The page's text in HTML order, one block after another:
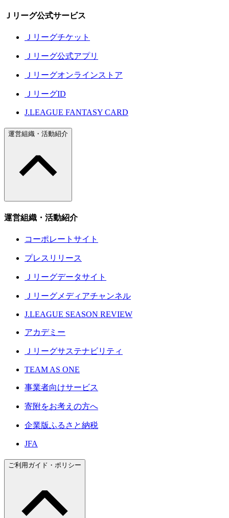
Ｊリーグ公式サービス
Ｊリーグチケット
Ｊリーグ公式アプリ
Ｊリーグオンラインストア
ＪリーグID
J.LEAGUE FANTASY CARD
運営組織・活動紹介
運営組織・活動紹介
コーポレートサイト
プレスリリース
Ｊリーグデータサイト
Ｊリーグメディアチャンネル
J.LEAGUE SEASON REVIEW
アカデミー
Ｊリーグサステナビリティ
TEAM AS ONE
事業者向けサービス
寄附をお考えの方へ
企業版ふるさと納税
JFA
ご利用ガイド・ポリシー